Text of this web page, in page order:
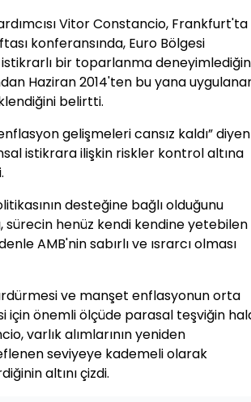
Vitor Constancio, Frankfurt'ta
konferansında, Euro Bölgesi
bir toparlanma
Haziran 2014'ten bu yana
belirtti.
gelişmeleri cansız kaldı” diyen
istikrara ilişkin riskler kontrol altına
desteğine bağlı olduğunu
sürecin henüz kendi kendine yetebilen
AMB'nin sabırlı ve ısrarcı olması
ve manşet enflasyonun orta
önemli ölçüde parasal teşviğin
varlık alımlarının yeniden
seviyeye kademeli olarak
altını çizdi.